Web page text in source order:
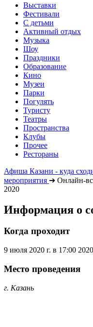
Выставки
Фестивали
С детьми
Активный отдых
Музыка
Шоу
Праздники
Образование
Кино
Музеи
Парки
Погулять
Туристу
Театры
Пространства
Клубы
Прочее
Рестораны
Афиша Казани - куда
мероприятия ➔ Онлайн-
2020
Информация о
Когда проходит
9 июля 2020 г. в 17:00
Место проведения
г. Казань